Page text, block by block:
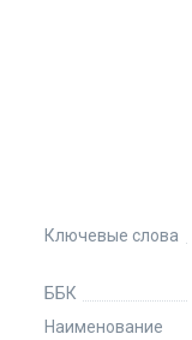
Ключевые слова
ББК
Наименование